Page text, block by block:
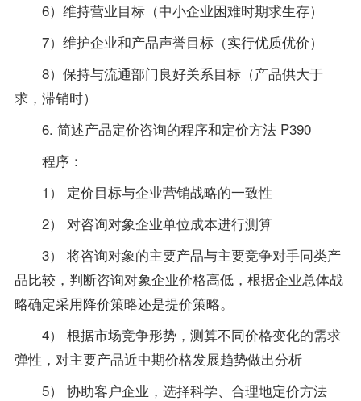
6）维持营业目标（中小企业困难时期求生存）
7）维护企业和产品声誉目标（实行优质优价）
8）保持与流通部门良好关系目标（产品供大于
求，滞销时）
6. 简述产品定价咨询的程序和定价方法 P390
程序：
1） 定价目标与企业营销战略的一致性
2） 对咨询对象企业单位成本进行测算
3） 将咨询对象的主要产品与主要竞争对手同类产
品比较，判断咨询对象企业价格高低，根据企业总体战
略确定采用降价策略还是提价策略。
4） 根据市场竞争形势，测算不同价格变化的需求
弹性，对主要产品近中期价格发展趋势做出分析
5） 协助客户企业，选择科学、合理地定价方法